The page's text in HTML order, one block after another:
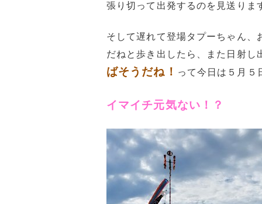
張り切って出発するのを見送りま
そして遅れて登場タプーちゃん
だねと歩き出したら、また日射
ばそうだね！ って今日は５月５
イマイチ元気ない！？